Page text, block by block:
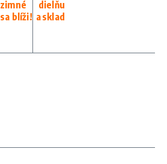
zimné
sa blíži!
dielňu
a sklad